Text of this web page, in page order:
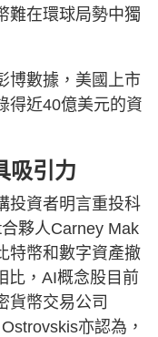
難在環球局勢中獨
博數據，美國上市
得近40億美元的資
吸引力
投資者明言重投科
夥人Carney Mak
特幣和數字資產撤
比，AI概念股目前
貨幣交易公司
亦認為，